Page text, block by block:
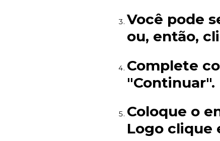
Você pode
ou, então,
Complete
"Continuar".
Coloque o
Logo clique